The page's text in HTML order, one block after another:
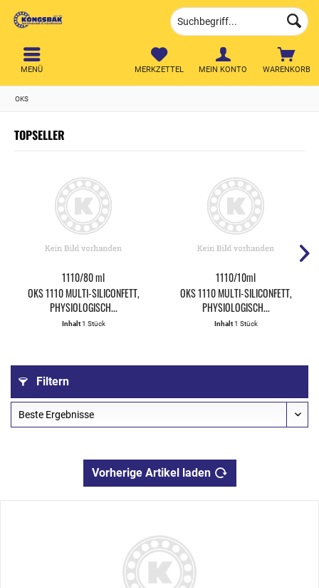
WARENKORB
MERKZETTEL MEIN KONTO
MENÜ
OKS
TOPSELLER
1110/80 ml
OKS 1110 MULTI-SILICONFETT,
PHYSIOLOGISCH...
Inhalt1 Stück
1110/10ml
OKS 1110 MULTI-SILICONFETT,
PHYSIOLOGISCH...
Inhalt1 Stück
Filtern
Vorherige Artikel laden